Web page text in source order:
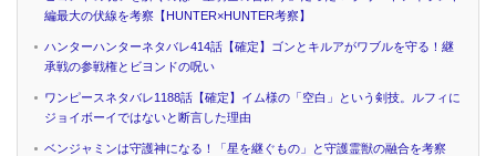
編最大の伏線を考察【HUNTER×HUNTER考察】
ハンターハンターネタバレ414話【確定】ゴンとキルアがワブルを守る！継
承戦の参戦権とビヨンドの呪い
ワンピースネタバレ1188話【確定】イム様の「空白」という剣技。ルフィに
ジョイボーイではないと断言した理由
ベンジャミンは守護神になる！「星を継ぐもの」と守護霊獣の融合を考察